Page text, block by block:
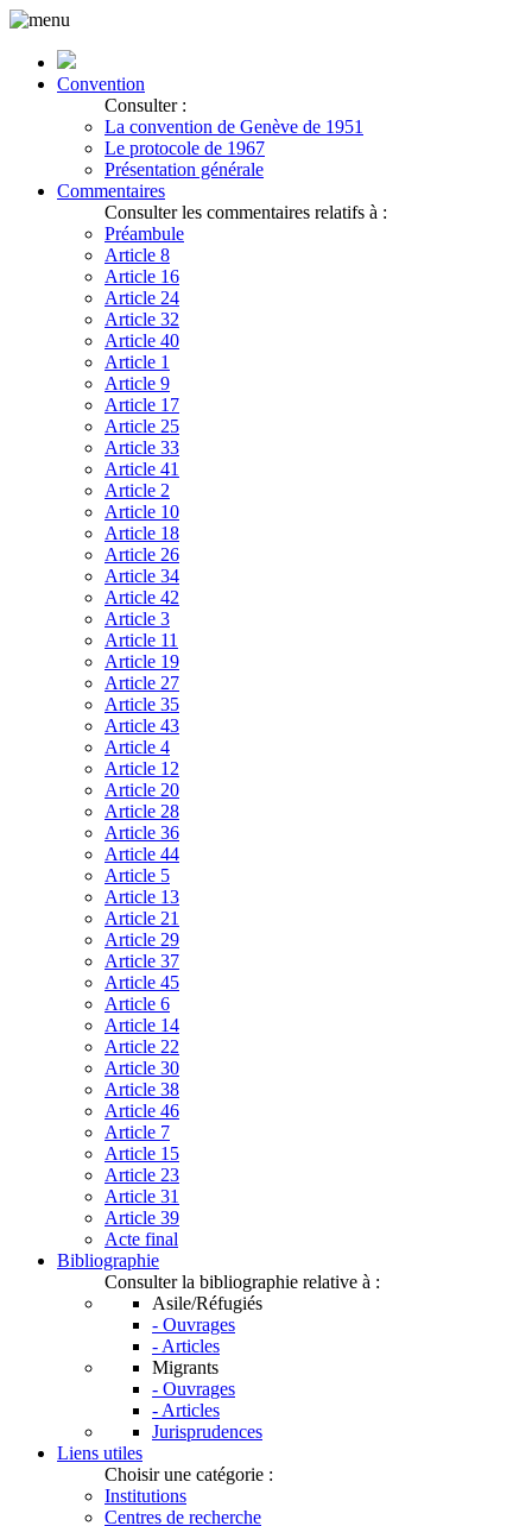
Convention
Consulter :
La convention de Genève de 1951
Le protocole de 1967
Présentation générale
Commentaires
Consulter les commentaires relatifs à :
Préambule
Article 8
Article 16
Article 24
Article 32
Article 40
Article 1
Article 9
Article 17
Article 25
Article 33
Article 41
Article 2
Article 10
Article 18
Article 26
Article 34
Article 42
Article 3
Article 11
Article 19
Article 27
Article 35
Article 43
Article 4
Article 12
Article 20
Article 28
Article 36
Article 44
Article 5
Article 13
Article 21
Article 29
Article 37
Article 45
Article 6
Article 14
Article 22
Article 30
Article 38
Article 46
Article 7
Article 15
Article 23
Article 31
Article 39
Acte final
Bibliographie
Consulter la bibliographie relative à :
Asile/Réfugiés
- Ouvrages
- Articles
Migrants
- Ouvrages
- Articles
Jurisprudences
Liens utiles
Choisir une catégorie :
Institutions
Centres de recherche